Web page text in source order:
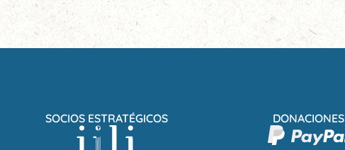
SOCIOS ESTRATÉGICOS DONACIONES